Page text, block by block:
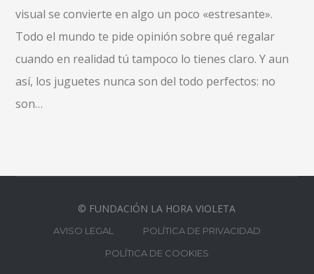
visual se convierte en algo un poco «estresante».
Todo el mundo te pide opinión sobre qué regalar
cuando en realidad tú tampoco lo tienes claro. Y aun
así, los juguetes nunca son del todo perfectos: no
son…
© FUNDACIÓN LA HORA VIOLETA
AVISO LEGAL
POLÍTICA DE PRIVACIDAD
POLÍTICA DE COOKIES